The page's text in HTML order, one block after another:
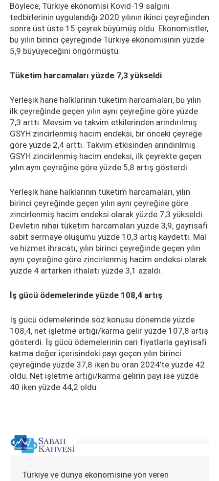
Böylece, Türkiye ekonomisi Kovid-19 salgını
tedbirlerinin uygulandığı 2020 yılının ikinci çeyreğinden
sonra üst üste 15 çeyrek büyümüş oldu. Ekonomistler,
bu yılın birinci çeyreğinde Türkiye ekonomisinin yüzde
5,9 büyüyeceğini öngörmüştü.
Tüketim harcamaları yüzde 7,3 yükseldi
Yerleşik hane halklarının tüketim harcamaları, bu yılın
ilk çeyreğinde geçen yılın aynı çeyreğine göre yüzde
7,3 arttı. Mevsim ve takvim etkilerinden arındırılmış
GSYH zincirlenmiş hacim endeksi, bir önceki çeyreğe
göre yüzde 2,4 arttı. Takvim etkisinden arındırılmış
GSYH zincirlenmiş hacim endeksi, ilk çeyrekte geçen
yılın aynı çeyreğine göre yüzde 5,8 artış gösterdi.
Yerleşik hane halklarının tüketim harcamaları, yılın
birinci çeyreğinde geçen yılın aynı çeyreğine göre
zincirlenmiş hacim endeksi olarak yüzde 7,3 yükseldi.
Devletin nihai tüketim harcamaları yüzde 3,9, gayrisafi
sabit sermaye oluşumu yüzde 10,3 artış kaydetti. Mal
ve hizmet ihracatı, yılın birinci çeyreğinde geçen yılın
aynı çeyreğine göre zincirlenmiş hacim endeksi olarak
yüzde 4 artarken ithalatı yüzde 3,1 azaldı.
İş gücü ödemelerinde yüzde 108,4 artış
İş gücü ödemelerinde söz konusu dönemde yüzde
108,4, net işletme artığı/karma gelir yüzde 107,8 artış
gösterdi. İş gücü ödemelerinin cari fiyatlarla gayrisafi
katma değer içerisindeki payı geçen yılın birinci
çeyreğinde yüzde 37,8 iken bu oran 2024'te yüzde 42
oldu. Net işletme artığı/karma gelirin payı ise yüzde
40 iken yüzde 44,2 oldu.
Türkiye ve dünya ekonomisine yön veren